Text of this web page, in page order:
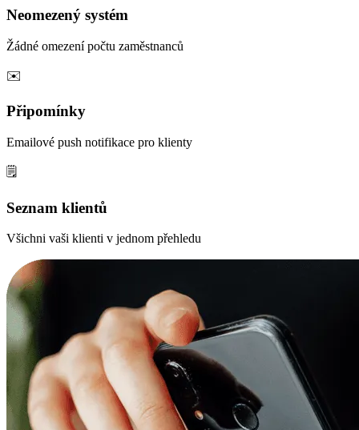
Neomezený systém
Žádné omezení počtu zaměstnanců
✉️
Připomínky
Emailové push notifikace pro klienty
🗒️
Seznam klientů
Všichni vaši klienti v jednom přehledu